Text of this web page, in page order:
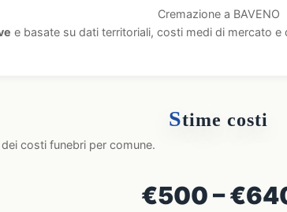
Cremazione a BAVENO
e basate su dati territoriali, costi medi di mercato
Stime costi
costi funebri per comune.
€500 –